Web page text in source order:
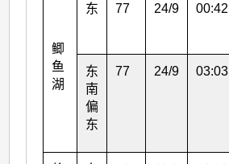
鲫
鱼
湖
东 77 24/9 00:42
东
南
偏
东
77 24/9 03:03